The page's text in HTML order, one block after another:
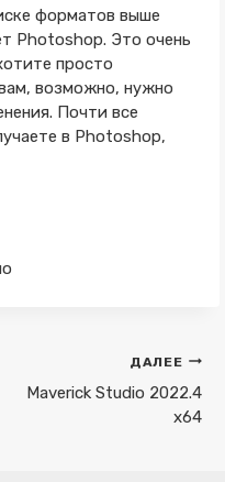
форматов выше
Photoshop. Это очень
просто
возможно, нужно
Почти все
в Photoshop,
ДАЛЕЕ
Maverick Studio 2022.4
x64